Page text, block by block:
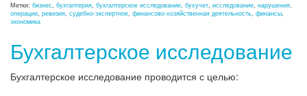
Метки: бизнес, бухгалтерия, бухгалтерское исследование, бухучет, исследование, нарушения,
операции, ревизия, судебно-экспертное, финансово-хозяйственная деятельность, финансы,
экономика
Бухгалтерское исследование
Бухгалтерское исследование проводится с целью: